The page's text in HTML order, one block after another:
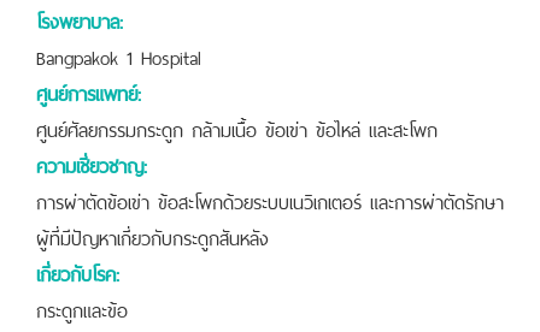
โรงพยาบาล:
Bangpakok 1 Hospital
ศูนย์การแพทย์:
ศูนย์ศัลยกรรมกระดูก กล้ามเนื้อ ข้อเข่า ข้อไหล่ และสะโพก
ความเชี่ยวชาญ:
การผ่าตัดข้อเข่า ข้อสะโพกด้วยระบบเนวิเกเตอร์ และการผ่าตัดรักษา
ผู้ที่มีปัญหาเกี่ยวกับกระดูกสันหลัง
เกี่ยวกับโรค:
กระดูกและข้อ